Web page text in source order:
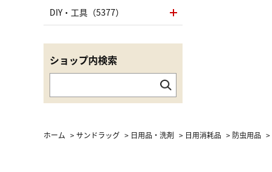
DIY・工具（5377）
ショップ内検索
ホーム >サンドラッグ > 日用品・洗剤 > 日用消耗品 > 防虫用品 >